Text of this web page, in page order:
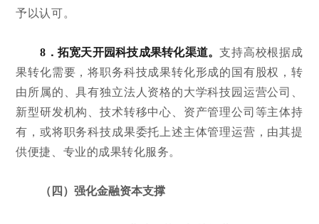
予以认可。
8．拓宽天开园科技成果转化渠道。支持高校根据成
果转化需要，将职务科技成果转化形成的国有股权，转
由所属的、具有独立法人资格的大学科技园运营公司、
新型研发机构、技术转移中心、资产管理公司等主体持
有，或将职务科技成果委托上述主体管理运营，由其提
供便捷、专业的成果转化服务。
（四）强化金融资本支撑